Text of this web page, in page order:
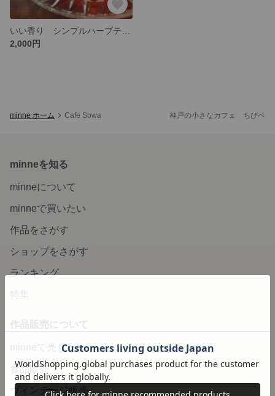
2,000円
minne ホーム Cafe Sowa 神戸の小さなカフェ ちびベーグルが
minneを知る
minneについて
minneで買いたい
作品をさがす
ショップをさがす
ランキング
特集
作品販売について
minneで売りたい
食品販売
ヴィンテージ販売